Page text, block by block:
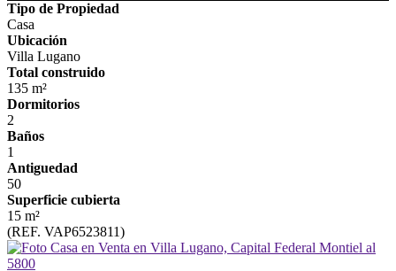
Tipo de Propiedad
Casa
Ubicación
Villa Lugano
Total construido
135 m²
Dormitorios
2
Baños
1
Antiguedad
50
Superficie cubierta
15 m²
(REF. VAP6523811)